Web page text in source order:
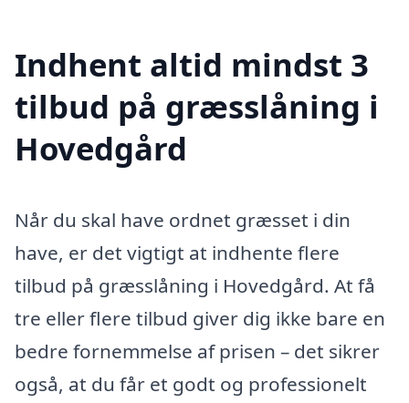
Indhent altid mindst 3
tilbud på græsslåning i
Hovedgård
Når du skal have ordnet græsset i din
have, er det vigtigt at indhente flere
tilbud på græsslåning i Hovedgård. At få
tre eller flere tilbud giver dig ikke bare en
bedre fornemmelse af prisen – det sikrer
også, at du får et godt og professionelt